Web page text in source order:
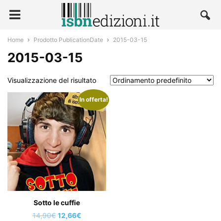
Home Prodotto PublicationDate 2015-03-15
2015-03-15
Visualizzazione del risultato
In offerta!
Sotto le cuffie
14,90€ Il
12,66€Il